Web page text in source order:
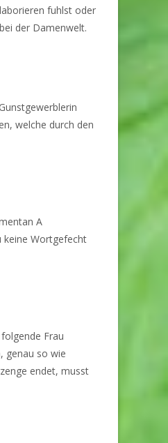
fuhlst oder
der Damenwelt.
welche durch den
A
keine Wortgefecht
Frau
genau so wie
endet, musst